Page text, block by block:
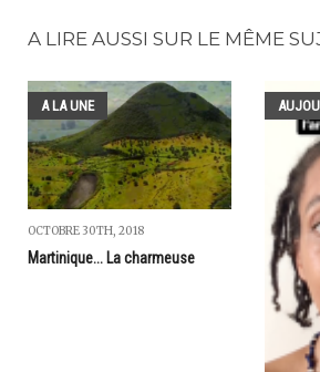
A LIRE AUSSI SUR LE MÊME
A LA UNE
OCTOBRE 30TH, 2018
Martinique... La charmeuse